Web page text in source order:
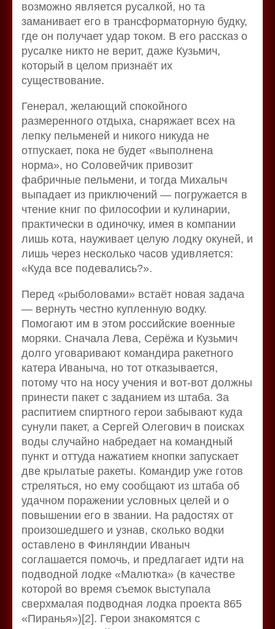
возможно является русалкой, но та
заманивает его в трансформаторную будку,
где он получает удар током. В его рассказ о
русалке никто не верит, даже Кузьмич,
который в целом признаёт их
существование.
Генерал, желающий спокойного
размеренного отдыха, снаряжает всех на
лепку пельменей и никого никуда не
отпускает, пока не будет «выполнена
норма», но Соловейчик привозит
фабричные пельмени, и тогда Михалыч
выпадает из приключений — погружается в
чтение книг по философии и кулинарии,
практически в одиночку, имея в компании
лишь кота, науживает целую лодку окуней, и
лишь через несколько часов удивляется:
«Куда все подевались?».
Перед «рыболовами» встаёт новая задача
— вернуть честно купленную водку.
Помогают им в этом российские военные
моряки. Сначала Лева, Серёжа и Кузьмич
долго уговаривают командира ракетного
катера Иваныча, но тот отказывается,
потому что на носу учения и вот-вот должны
принести пакет с заданием из штаба. За
распитием спиртного герои забывают куда
сунули пакет, а Сергей Олегович в поисках
воды случайно набредает на командный
пункт и оттуда нажатием кнопки запускает
две крылатые ракеты. Командир уже готов
стреляться, но ему сообщают из штаба об
удачном поражении условных целей и о
повышении его в звании. На радостях от
произошедшего и узнав, сколько водки
оставлено в Финляндии Иваныч
соглашается помочь, и предлагает идти на
подводной лодке «Малютка» (в качестве
которой во время съемок выступала
сверхмалая подводная лодка проекта 865
«Пиранья»)[2]. Герои знакомятся с